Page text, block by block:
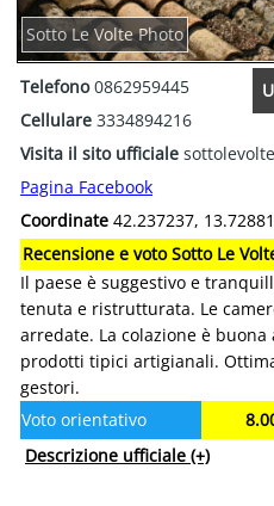
Sotto Le Volte Photo
Telefono0862959445
Cellulare 3334894216
Visita il sito ufficiale
Pagina Facebook
Coordinate 42.237237,
Recensione e voto Sotto Le
Il paese è suggestivo e
tenuta e ristrutturata. Le
arredate. La colazione è
prodotti tipici artigianali.
gestori.
Voto orientativo
Descrizione ufficiale (+)